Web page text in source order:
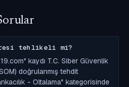
tehlikeli mi?
kaydı T.C. Siber Güvenlik
doğrulanmış tehdit
- Oltalama" kategorisinde